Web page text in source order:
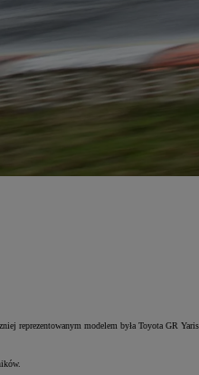
reprezentowanym modelem była Toyota GR